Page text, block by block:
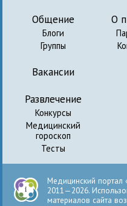
Общение
Блоги
Группы
Вакансии
Развлечение
Конкурсы
Медицинский
гороскоп
Тесты
О
Медицинский
2011—2026.
материалов сайта